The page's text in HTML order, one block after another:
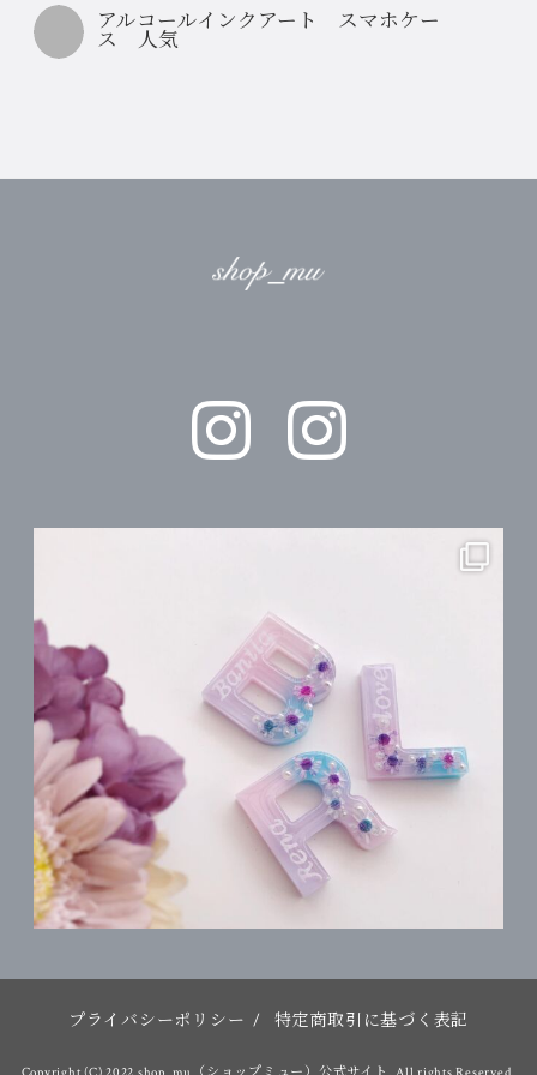
アルコールインクアート スマホケー
ス 人気
プライバシーポリシー / 特定商取引に基づく表記